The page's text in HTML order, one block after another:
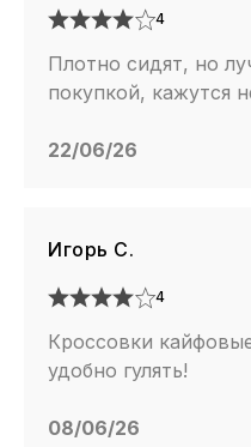
4
Плотно сидят, но
покупкой, кажутся
22/06/26
Игорь С.
4
Кроссовки
удобно гулять!
08/06/26